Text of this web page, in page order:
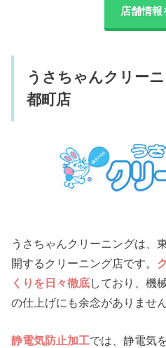
店舗情報
うさちゃんクリー
都町店
うさちゃんクリーニングは、
開するクリーニング店です。
くりを日々徹底しており、機
の仕上げにも余念がありません
静電気防止加工では、静電気